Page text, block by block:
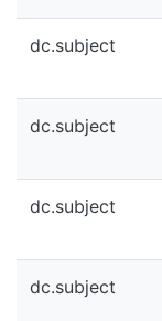
dc.subject
dc.subject
dc.subject
dc.subject